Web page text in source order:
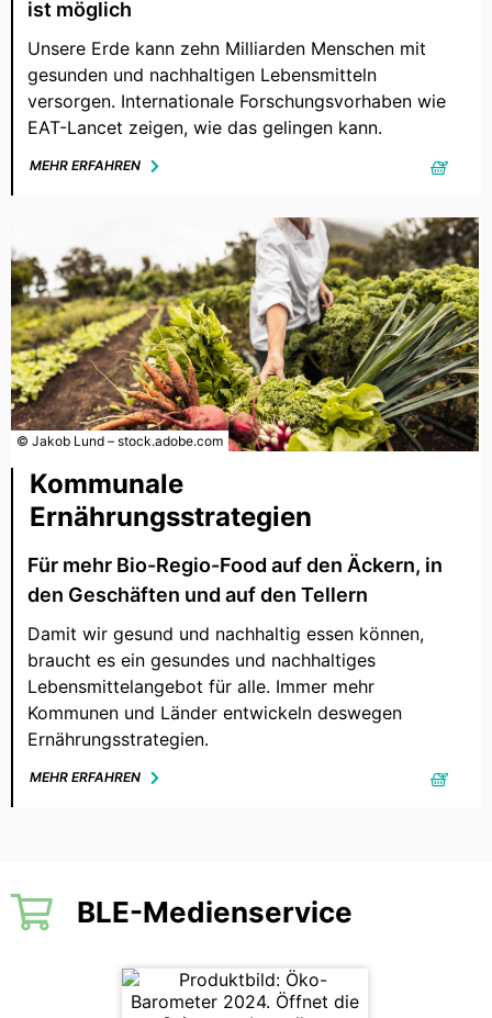
ist möglich
Unsere Erde kann zehn Milliarden Menschen mit
gesunden und nachhaltigen Lebensmitteln
versorgen. Internationale Forschungsvorhaben wie
EAT-Lancet zeigen, wie das gelingen kann.
MEHR ERFAHREN
© Jakob Lund – stock.adobe.com
Kommunale
Ernährungsstrategien
Für mehr Bio-Regio-Food auf den Äckern, in
den Geschäften und auf den Tellern
Damit wir gesund und nachhaltig essen können,
braucht es ein gesundes und nachhaltiges
Lebensmittelangebot für alle. Immer mehr
Kommunen und Länder entwickeln deswegen
Ernährungsstrategien.
MEHR ERFAHREN
BLE-Medienservice